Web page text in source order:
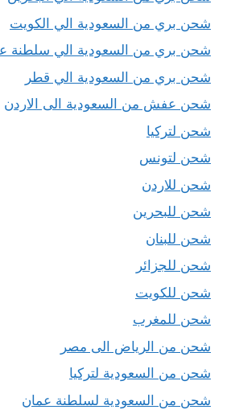
شحن بري من السعودية الي الكويت
شحن بري من السعودية الي سلطنة
شحن بري من السعودية الي قطر
شحن عفش من السعودية الى الاردن
شحن لتركيا
شحن لتونس
شحن للاردن
شحن للبحرين
شحن للبنان
شحن للجزائر
شحن للكويت
شحن للمغرب
شحن من الرياض الى مصر
شحن من السعودية لتركيا
شحن من السعودية لسلطنة عمان